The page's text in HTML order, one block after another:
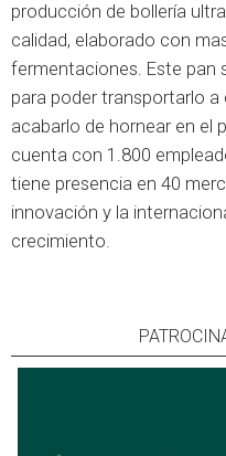
producción de bollería
calidad, elaborado con
fermentaciones. Este pan
para poder transportarlo
acabarlo de hornear en el
cuenta con 1.800
tiene presencia en 40
innovación y la
crecimiento.